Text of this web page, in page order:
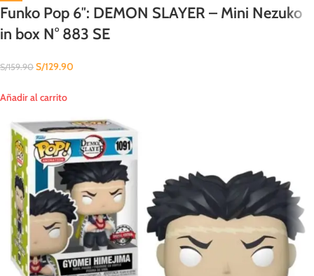
Funko Pop 6″: DEMON SLAYER – Mini Nezuko
in box N° 883 SE
S/159.90 S/129.90
Añadir al carrito